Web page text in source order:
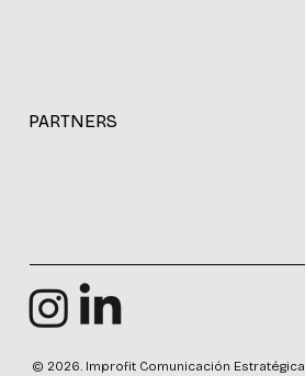
PARTNERS
© 2026. Improfit Comunicación Estratégica.